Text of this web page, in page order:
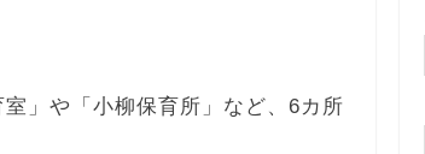
」や「小柳保育所」など、6カ所